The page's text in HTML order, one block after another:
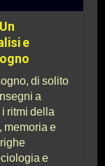
e
di solito
a
ritmi della
memoria e
e